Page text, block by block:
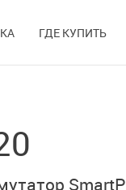
ГДЕ КУПИТЬ